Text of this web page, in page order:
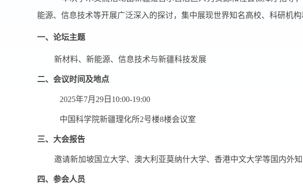
能源、信息技术等开展广泛深入的探讨，集中展现世界知名高校、科研机
一、 论坛主题
新材料、新能源、信息技术与新疆科技发展
二、 会议时间及地点
2025年7月 29 日 10:00-19:00
中国科学院新疆理化所2号楼8楼会议室
三、 大会报告
邀请新加坡国立大学、澳大利亚莫纳什大学、香港中文大学等国内外
四、 参会人员